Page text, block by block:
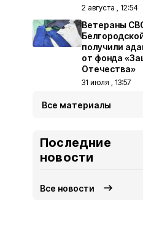
2 августа , 12:54
Ветераны
получили
от фонда
Отечества»
31 июля , 13:57
Все материалы
Последние
новости
Все новости